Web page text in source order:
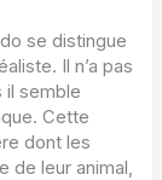
se distingue
Il n’a pas
il semble
Cette
dont les
de leur animal,